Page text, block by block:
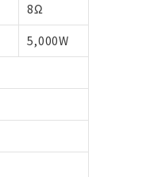
8Ω
5,000W